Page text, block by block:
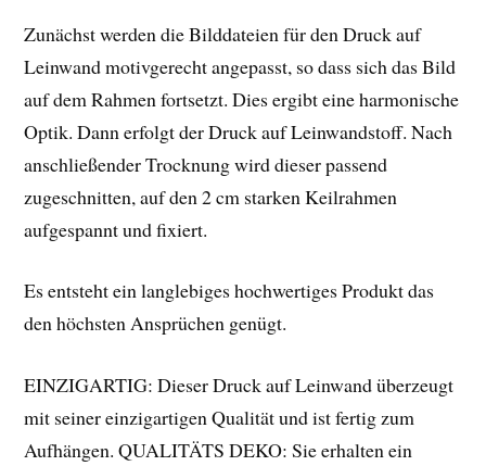
Zunächst werden die Bilddateien für den Druck auf
Leinwand motivgerecht angepasst, so dass sich das Bild
auf dem Rahmen fortsetzt. Dies ergibt eine harmonische
Optik. Dann erfolgt der Druck auf Leinwandstoff. Nach
anschließender Trocknung wird dieser passend
zugeschnitten, auf den 2 cm starken Keilrahmen
aufgespannt und fixiert.
Es entsteht ein langlebiges hochwertiges Produkt das
den höchsten Ansprüchen genügt.
EINZIGARTIG: Dieser Druck auf Leinwand überzeugt
mit seiner einzigartigen Qualität und ist fertig zum
Aufhängen. QUALITÄTS DEKO: Sie erhalten ein